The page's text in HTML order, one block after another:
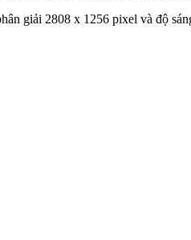
giải 2808 x 1256 pixel và độ